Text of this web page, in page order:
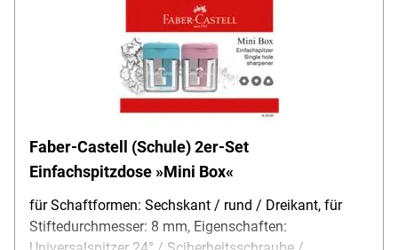
Faber-Castell (Schule) 2er-Set
Einfachspitzdose »Mini Box«
für Schaftformen: Sechskant / rund / Dreikant, für
Stiftedurchmesser: 8 mm, Eigenschaften: